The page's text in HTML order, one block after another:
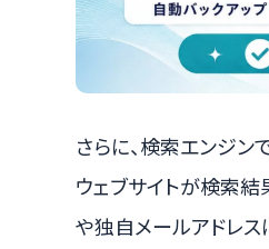
さらに、検索エンジ
ウェブサイトが検索
や独自メールアドレ